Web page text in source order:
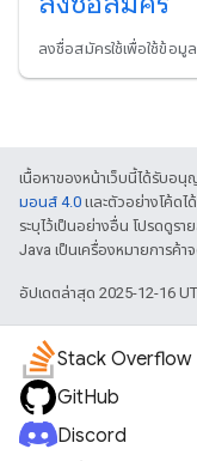
ลงชื่อสมัครใช้เพื่อใช้ข้อมู
เนื้อหาของหน้าเว็บนี้ได้รับอนุ
มอนส์ 4.0 และตัวอย่างโค้ด
ระบุไว้เป็นอย่างอื่น โปรดดูรา
Java เป็นเครื่องหมายการค้า
อัปเดตล่าสุด 2025-12-16
Stack Overflow
GitHub
Discord